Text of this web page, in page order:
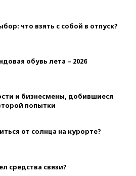
что взять с собой в отпуск?
обувь лета – 2026
и бизнесмены, добившиеся
попытки
от солнца на курорте?
средства связи?